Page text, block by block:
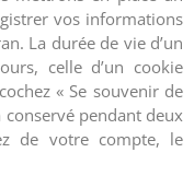
vos informations
La durée de vie d’un
celle d’un cookie
« Se souvenir de
pendant deux
de votre compte, le